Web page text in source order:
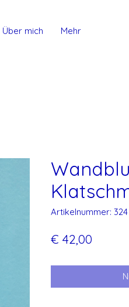
Über mich Mehr
Artikelnummer: 324
€ 42,00